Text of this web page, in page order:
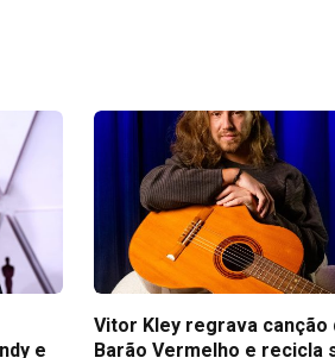
e
Vitor Kley regrava canção
Barão Vermelho e recicla